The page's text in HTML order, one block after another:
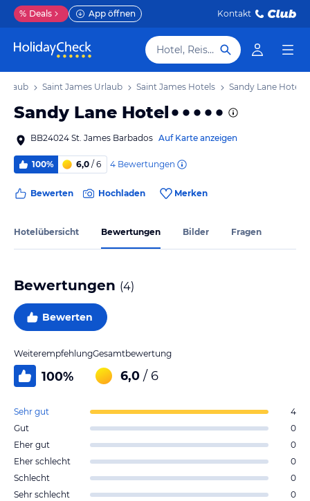
% Deals App öffnen Kontakt
Hotel, Reiseziel
Saint James Urlaub Saint James Hotels Sandy Lane Hotel
Sandy Lane Hotel
BB24024 St. James Barbados Auf Karte anzeigen
100% 6,0 / 6 4 Bewertungen
Bewerten Hochladen Merken
Hotelübersicht Bewertungen Bilder Fragen
Bewertungen (4)
Bewerten
Weiterempfehlung
100%
Gesamtbewertung
6,0 / 6
Sehr gut
4
Gut
0
Eher gut
0
Eher schlecht
0
Schlecht
0
Sehr schlecht
0